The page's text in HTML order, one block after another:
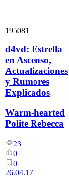
195081
d4vd: Estrella
en Ascenso,
Actualizaciones
y Rumores
Explicados
Warm-hearted
Polite Rebecca
23
0
0
26.04.17